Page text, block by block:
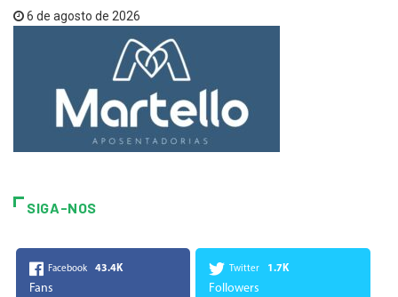
6 de agosto de 2026
SIGA-NOS
Facebook 43.4K
Fans
Twitter 1.7K
Followers